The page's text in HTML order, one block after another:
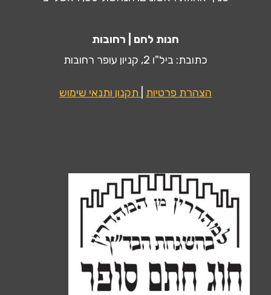
חנות לחם | רחובות
כתובת: ביל"ו 2, קניון עופר רחובות
הצהרת פרטיות תקנון ותנאי שימוש